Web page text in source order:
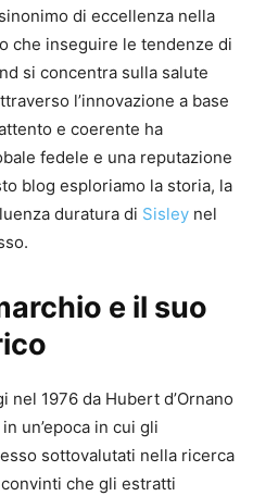
di eccellenza nella
che inseguire le tendenze di
si concentra sulla salute
l’innovazione a base
e coerente ha
fedele e una reputazione
blog esploriamo la storia, la
duratura di Sisley nel
e il suo
nel 1976 da Hubert d’Ornano
un’epoca in cui gli
sottovalutati nella ricerca
che gli estratti